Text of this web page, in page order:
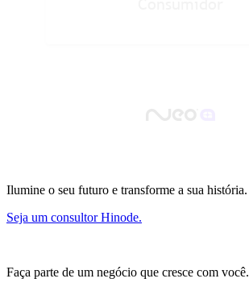
Ilumine o seu futuro e transforme a sua história.
Seja um consultor Hinode.
Faça parte de um negócio que cresce com você.